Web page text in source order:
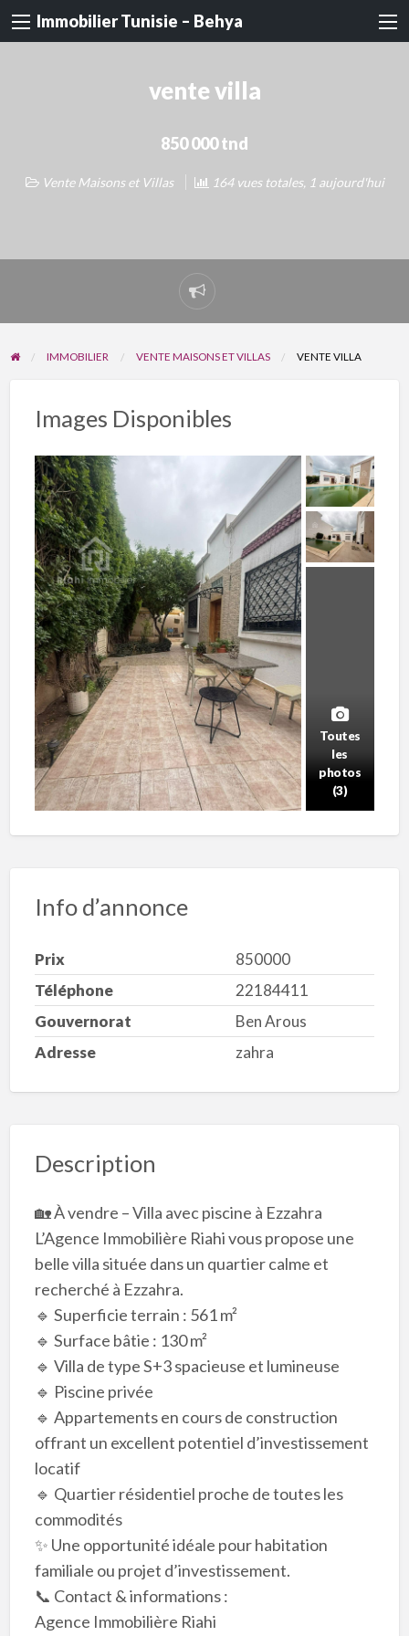
Immobilier Tunisie – Behya
vente villa
850 000 tnd
Vente Maisons et Villas 164 vues totales, 1 aujourd'hui
Signaler
un
problème
IMMOBILIER VENTE MAISONS ET VILLAS VENTE VILLA
Images Disponibles
Toutes
les
photos
(3)
Info d’annonce
Prix
850000
Téléphone
22184411
Gouvernorat
Ben Arous
Adresse
zahra
Description
🏡 À vendre – Villa avec piscine à Ezzahra
L’Agence Immobilière Riahi vous propose une
belle villa située dans un quartier calme et
recherché à Ezzahra.
🔹 Superficie terrain : 561 m²
🔹 Surface bâtie : 130 m²
🔹 Villa de type S+3 spacieuse et lumineuse
🔹 Piscine privée
🔹 Appartements en cours de construction
offrant un excellent potentiel d’investissement
locatif
🔹 Quartier résidentiel proche de toutes les
commodités
✨ Une opportunité idéale pour habitation
familiale ou projet d’investissement.
📞 Contact & informations :
Agence Immobilière Riahi